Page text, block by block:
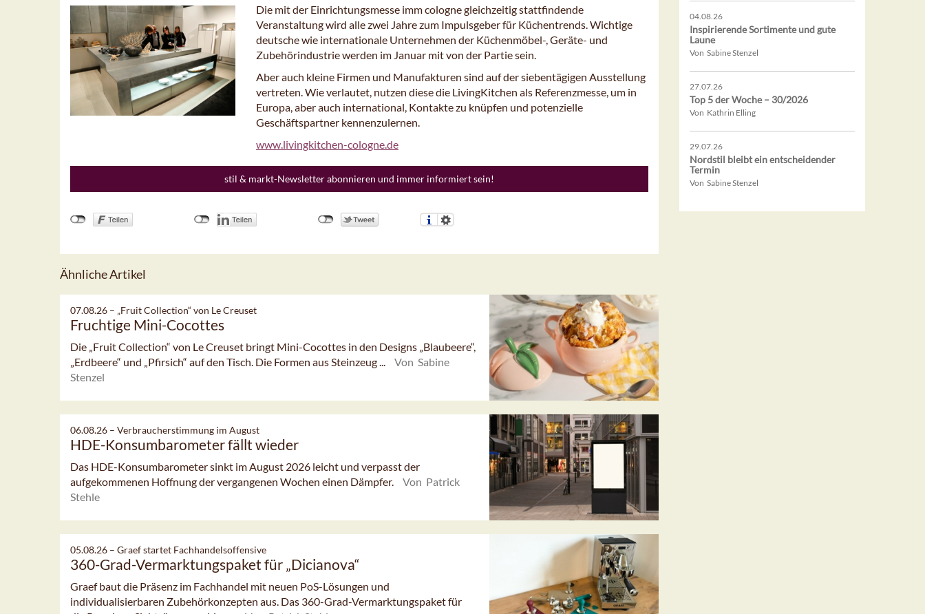
Die mit der Einrichtungsmesse imm cologne gleichzeitig stattfindende
Veranstaltung wird alle zwei Jahre zum Impulsgeber für Küchentrends. Wichtige
deutsche wie internationale Unternehmen der Küchenmöbel-, Geräte- und
Zubehörindustrie werden im Januar mit von der Partie sein.
Aber auch kleine Firmen und Manufakturen sind auf der siebentägigen Ausstellung
vertreten. Wie verlautet, nutzen diese die LivingKitchen als Referenzmesse, um in
Europa, aber auch international, Kontakte zu knüpfen und potenzielle
Geschäftspartner kennenzulernen.
www.livingkitchen-cologne.de
stil & markt-Newsletter abonnieren und immer informiert sein!
Ähnliche Artikel
07.08.26 – „Fruit Collection“ von Le Creuset
Fruchtige Mini-Cocottes
Die „Fruit Collection“ von Le Creuset bringt Mini-Cocottes in den Designs „Blaubeere“,
„Erdbeere“ und „Pfirsich“ auf den Tisch. Die Formen aus Steinzeug ...
Von Sabine
Stenzel
06.08.26 – Verbraucherstimmung im August
HDE-Konsumbarometer fällt wieder
Das HDE-Konsumbarometer sinkt im August 2026 leicht und verpasst der
aufgekommenen Hoffnung der vergangenen Wochen einen Dämpfer.
Von Patrick
Stehle
05.08.26 – Graef startet Fachhandelsoffensive
360-Grad-Vermarktungspaket für „Dicianova“
Graef baut die Präsenz im Fachhandel mit neuen PoS-Lösungen und
individualisierbaren Zubehörkonzepten aus. Das 360-Grad-Vermarktungspaket für
04.08.26
Inspirierende Sortimente und gute
Laune
Von Sabine Stenzel
27.07.26
Top 5 der Woche – 30/2026
Von Kathrin Elling
29.07.26
Nordstil bleibt ein entscheidender
Termin
Von Sabine Stenzel